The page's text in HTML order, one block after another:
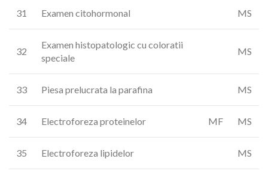
31 Examen citohormonal MS
32
Examen histopatologic cu coloratii
speciale
MS
33 Piesa prelucrata la parafina MS
34 Electroforeza proteinelor MF MS
35 Electroforeza lipidelor MS